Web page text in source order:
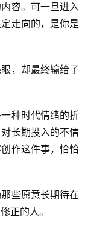
容。可一旦进入
走向的，是你是
，却最终输给了
种时代情绪的折
长期投入的不信
作这件事，恰恰
些愿意长期待在
正的人。